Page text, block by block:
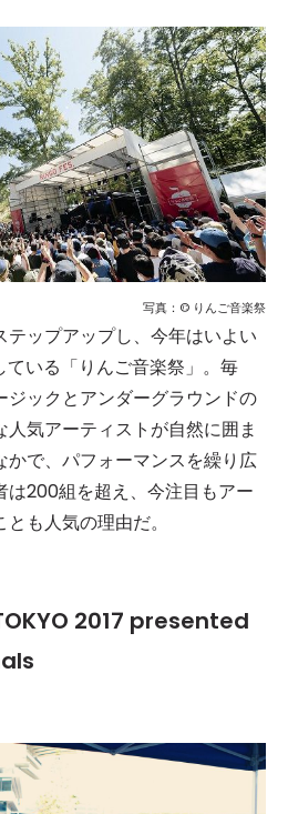
写真：© りんご音楽祭
ップアップし、今年はいよい
ている「りんご音楽祭」。毎
ジックとアンダーグラウンドの
気アーティストが自然に囲ま
かで、パフォーマンスを繰り広
は200組を超え、今注目もアー
も人気の理由だ。
2017 presented